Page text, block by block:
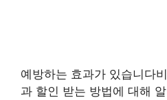
예방하는 효과가 있습니다
과 할인 받는 방법에 대해